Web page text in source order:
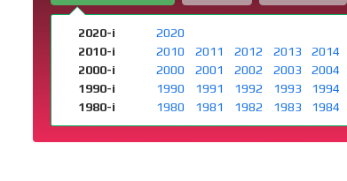
2020-і
2020
2010-і
2010 2011 2012 2013 2014
2000-і
2000 2001 2002 2003 2004
1990-і
1990 1991 1992 1993 1994
1980-і
1980 1981 1982 1983 1984